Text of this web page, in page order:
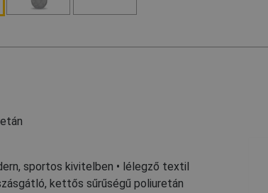
sportos kivitelben • lélegző textil
kettős sűrűségű poliuretán